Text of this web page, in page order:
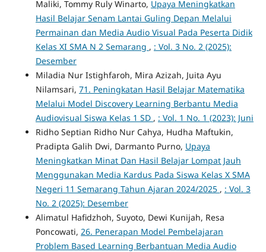
Maliki, Tommy Ruly Winarto, Upaya Meningkatkan
Hasil Belajar Senam Lantai Guling Depan Melalui
Permainan dan Media Audio Visual Pada Peserta Didik
Kelas XI SMA N 2 Semarang , : Vol. 3 No. 2 (2025):
Desember
Miladia Nur Istighfaroh, Mira Azizah, Juita Ayu
Nilamsari, 71. Peningkatan Hasil Belajar Matematika
Melalui Model Discovery Learning Berbantu Media
Audiovisual Siswa Kelas 1 SD , : Vol. 1 No. 1 (2023): Juni
Ridho Septian Ridho Nur Cahya, Hudha Maftukin,
Pradipta Galih Dwi, Darmanto Purno, Upaya
Meningkatkan Minat Dan Hasil Belajar Lompat Jauh
Menggunakan Media Kardus Pada Siswa Kelas X SMA
Negeri 11 Semarang Tahun Ajaran 2024/2025 , : Vol. 3
No. 2 (2025): Desember
Alimatul Hafidzhoh, Suyoto, Dewi Kunijah, Resa
Poncowati, 26. Penerapan Model Pembelajaran
Problem Based Learning Berbantuan Media Audio